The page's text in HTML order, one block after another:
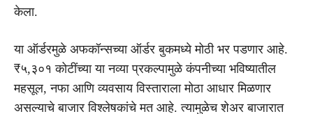
केला.
या ऑर्डरमुळे अफकॉन्सच्या ऑर्डर बुकमध्ये मोठी भर पडणार आहे.
₹५,३०१ कोटींच्या या नव्या प्रकल्पामुळे कंपनीच्या भविष्यातील
महसूल, नफा आणि व्यवसाय विस्ताराला मोठा आधार मिळणार
असल्याचे बाजार विश्लेषकांचे मत आहे. त्यामुळेच शेअर बाजारात